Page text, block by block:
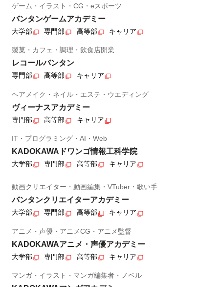
ゲーム・イラスト・CG・eスポーツ
バンタンゲームアカデミー
大学部 専門部 高等部 キャリア
製菓・カフェ・調理・飲食店開業
レコールバンタン
専門部 高等部 キャリア
ヘアメイク・ネイル・エステ・ウエディング
ヴィーナスアカデミー
専門部 高等部 キャリア
IT・プログラミング・AI・Web
KADOKAWAドワンゴ情報工科学院
大学部 専門部 高等部 キャリア
動画クリエイター・動画編集・VTuber・歌い手
バンタンクリエイターアカデミー
大学部 専門部 高等部 キャリア
アニメ・声優・アニメCG・アニメ監督
KADOKAWAアニメ・声優アカデミー
大学部 専門部 高等部 キャリア
マンガ・イラスト・マンガ編集者・ノベル